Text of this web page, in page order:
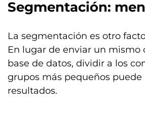
Segmentación:
La segmentación es otro
En lugar de enviar un mismo
base de datos, dividir a los
grupos más pequeños puede
resultados.